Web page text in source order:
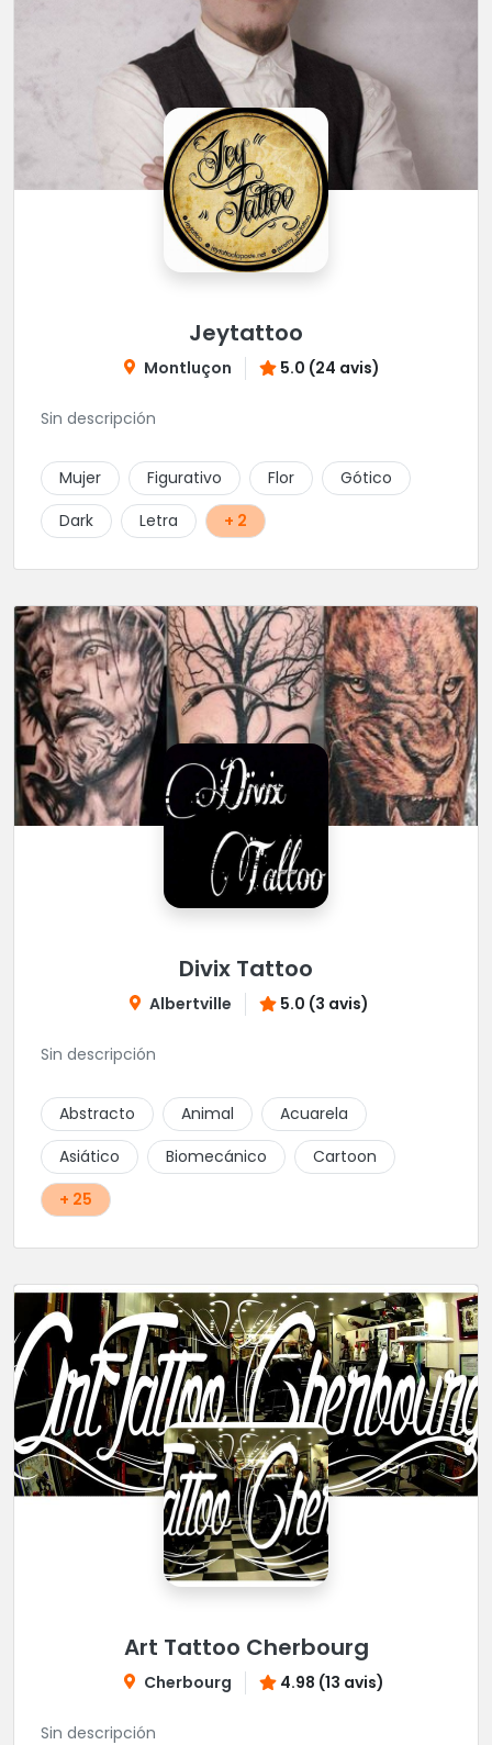
Jeytattoo
Montluçon 5.0 (24 avis)
Sin descripción
Mujer Figurativo Flor
Gótico
Dark
Letra + 2
Divix Tattoo
Albertville 5.0 (3 avis)
Sin descripción
Abstracto Animal
Acuarela
Asiático
Biomecánico
Cartoon
+ 25
Art Tattoo Cherbourg
Cherbourg 4.98 (13 avis)
Sin descripción